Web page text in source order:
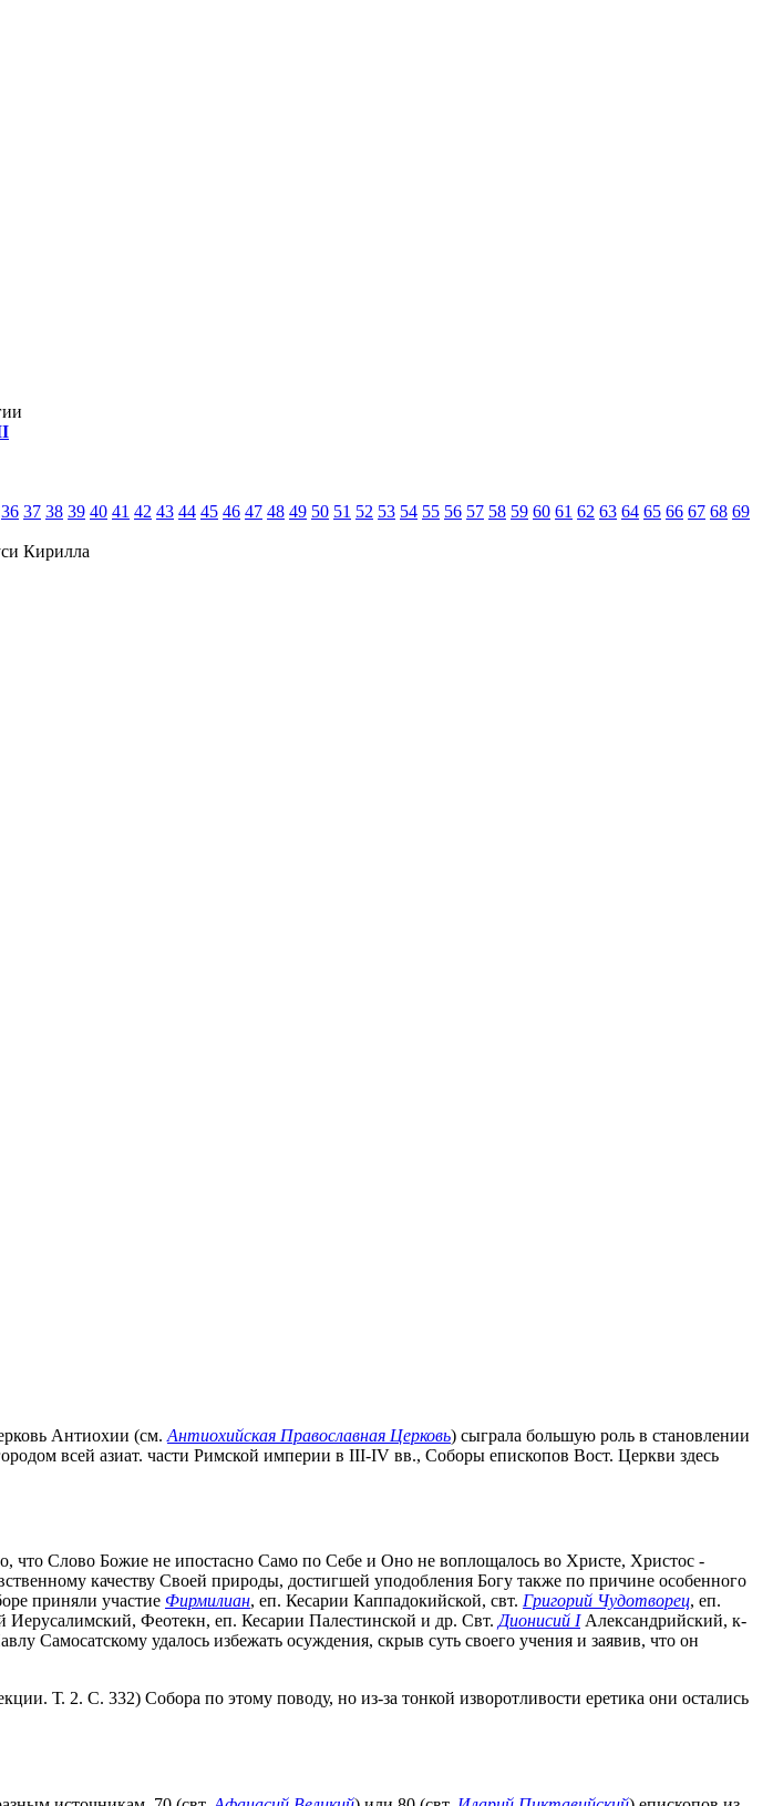
36 37 38 39 40 41 42 43 44 45 46 47 48 49 50 51 52 53 54 55 56 57 58 59 60 61 62 63 64 65 66 67 68 69
Кирилла
Антиохии (см. Антиохийская Православная Церковь) сыграла большую роль в становлении
всей азиат. части Римской империи в III-IV вв., Соборы епископов Вост. Церкви здесь
что Слово Божие не ипостасно Само по Себе и Оно не воплощалось во Христе, Христос -
качеству Своей природы, достигшей уподобления Богу также по причине особенного
приняли участие Фирмилиан, еп. Кесарии Каппадокийской, свт. Григорий Чудотворец, еп.
Феотекн, еп. Кесарии Палестинской и др. Свт. Дионисий IАлександрийский, к-
Самосатскому удалось избежать осуждения, скрыв суть своего учения и заявив, что он
Т. 2. С. 332) Собора по этому поводу, но из-за тонкой изворотливости еретика они остались